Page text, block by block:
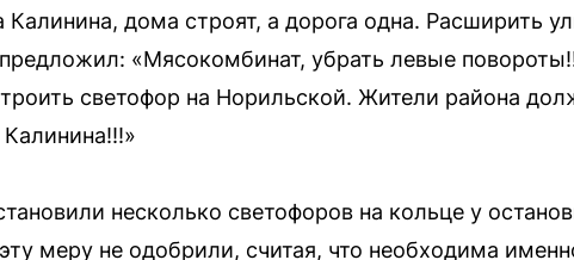
дома строят, а дорога одна. Расширить
«Мясокомбинат, убрать левые
светофор на Норильской. Жители района
несколько светофоров на кольце у
меру не одобрили, считая, что необходима